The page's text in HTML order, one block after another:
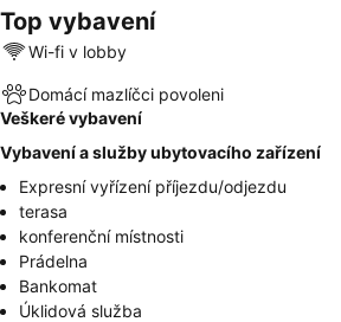
Top vybavení
Wi-fi v lobby
Domácí mazlíčci povoleni
Veškeré vybavení
Vybavení a služby ubytovacího zařízení
Expresní vyřízení příjezdu/odjezdu
terasa
konferenční místnosti
Prádelna
Bankomat
Úklidová služba